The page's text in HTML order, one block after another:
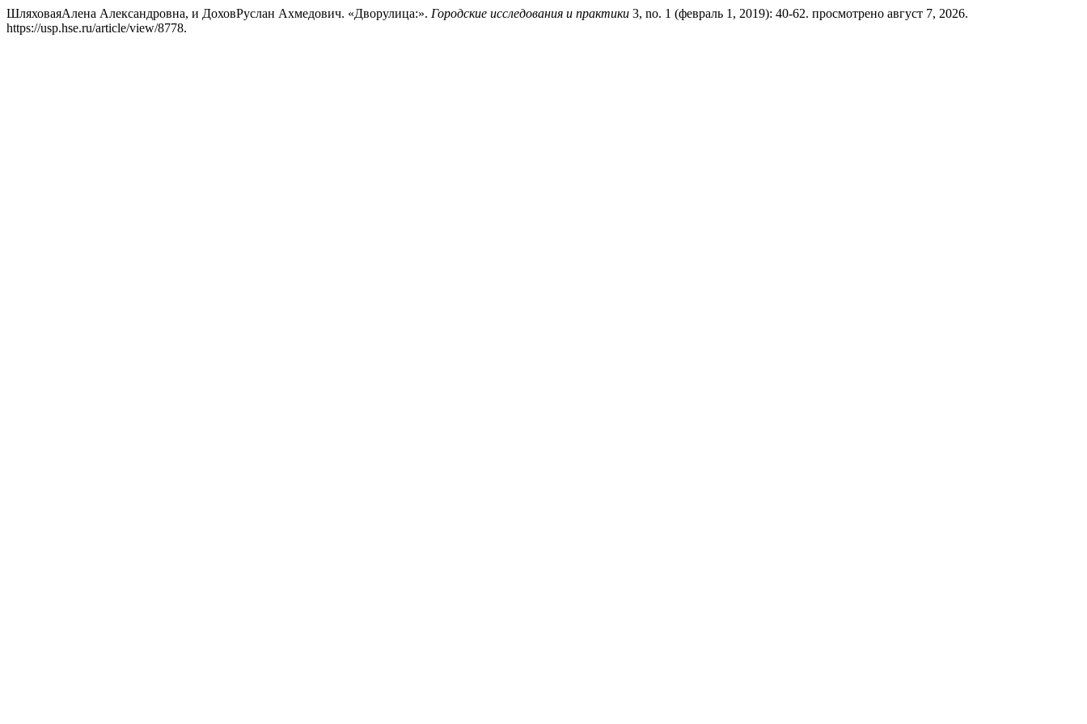
ШляховаяАлена Александровна, и ДоховРуслан Ахмедович. «Дворулица:». Городские исследования и практики 3, no. 1 (февраль 1, 2019): 40-62. просмотрено август 7, 2026.
https://usp.hse.ru/article/view/8778.